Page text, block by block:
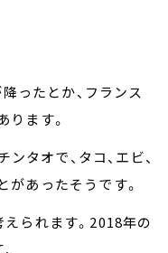
ったとか、フランス
ます。
タオで、タコ、エビ、
があったそうです。
られます。 2018年の